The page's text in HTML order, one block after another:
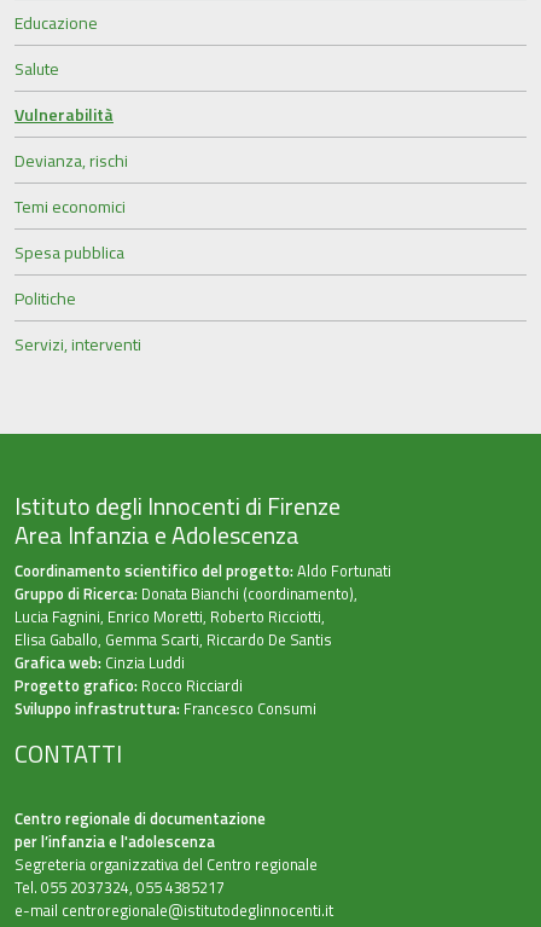
Educazione
Salute
Vulnerabilità
Devianza, rischi
Temi economici
Spesa pubblica
Politiche
Servizi, interventi
Istituto degli Innocenti di Firenze
Area Infanzia e Adolescenza
Coordinamento scientifico del progetto: Aldo Fortunati
Gruppo di Ricerca: Donata Bianchi (coordinamento),
Lucia Fagnini, Enrico Moretti, Roberto Ricciotti,
Elisa Gaballo, Gemma Scarti, Riccardo De Santis
Grafica web: Cinzia Luddi
Progetto grafico: Rocco Ricciardi
Sviluppo infrastruttura: Francesco Consumi
CONTATTI
Centro regionale di documentazione
per l’infanzia e l'adolescenza
Segreteria organizzativa del Centro regionale
Tel. 055 2037324, 055 4385217
e-mail centroregionale@istitutodeglinnocenti.it